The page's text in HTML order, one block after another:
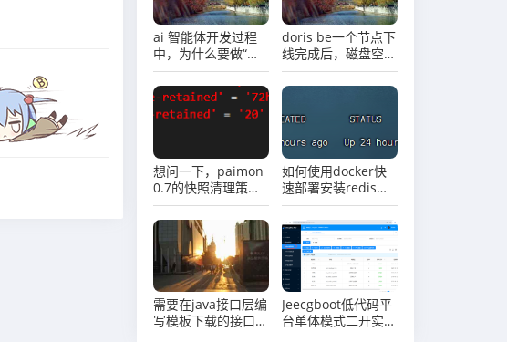
ai 智能体开发过程
中，为什么要做“删
除前检查被哪些智能
体使用”？
doris be一个节点下
线完成后，磁盘空间
未释放，是否可以关
闭节点呢?
想问一下，paimon
0.7的快照清理策略
快照在72小时以
内，但是数量已经超
过20个啦，为什么
不自动删除啊？
如何使用docker快
速部署安装redis实
例
需要在java接口层编
写模板下载的接口，
Jeecgboot低代码平
台单体模式二开实战